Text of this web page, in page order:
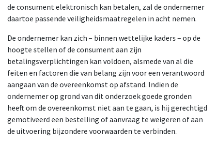
de consument elektronisch kan betalen, zal de ondernemer
daartoe passende veiligheidsmaatregelen in acht nemen.
De ondernemer kan zich – binnen wettelijke kaders – op de
hoogte stellen of de consument aan zijn
betalingsverplichtingen kan voldoen, alsmede van al die
feiten en factoren die van belang zijn voor een verantwoord
aangaan van de overeenkomst op afstand. Indien de
ondernemer op grond van dit onderzoek goede gronden
heeft om de overeenkomst niet aan te gaan, is hij gerechtigd
gemotiveerd een bestelling of aanvraag te weigeren of aan
de uitvoering bijzondere voorwaarden te verbinden.